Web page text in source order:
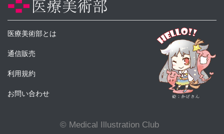
医療美術部とは
通信販売
利用規約
お問い合わせ
© Medical Illustration Club